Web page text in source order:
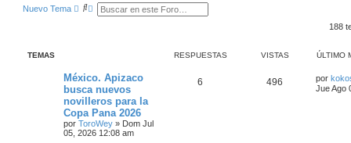
Nuevo Tema
B B
A
V
A
N
Z
A
D
188
TEMAS RESPUESTAS VISTAS ÚLTIMO
México. Apizaco
busca nuevos
novilleros para la
Copa Pana 2026
por ToroWey » Dom Jul
05, 2026 12:08 am
6 496 por
Jue Ago